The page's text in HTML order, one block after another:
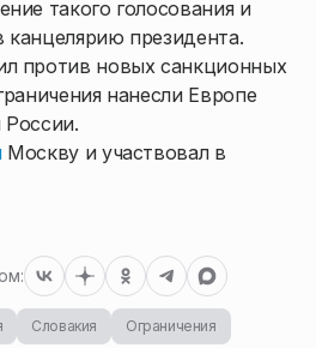
такого голосования и
президента.
против новых санкционных
нанесли Европе
Москву и участвовал в
Словакия Ограничения